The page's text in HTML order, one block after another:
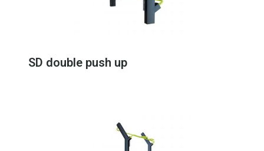
SD double push up